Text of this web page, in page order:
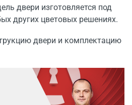
двери изготовляется под
других цветовых решениях.
двери и комплектацию